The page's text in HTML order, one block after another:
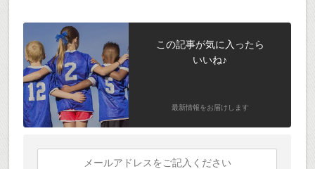
この記事が気に入ったら
いいね♪
最新情報をお届けします